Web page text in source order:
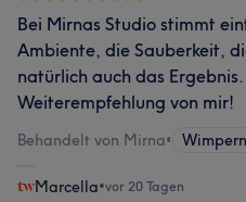
Bei Mirnas Studio stimmt
Ambiente, die Sauberkeit,
natürlich auch das
Weiterempfehlung von mir!
Behandelt von Mirna•
Marcella•vor 20 Tagen